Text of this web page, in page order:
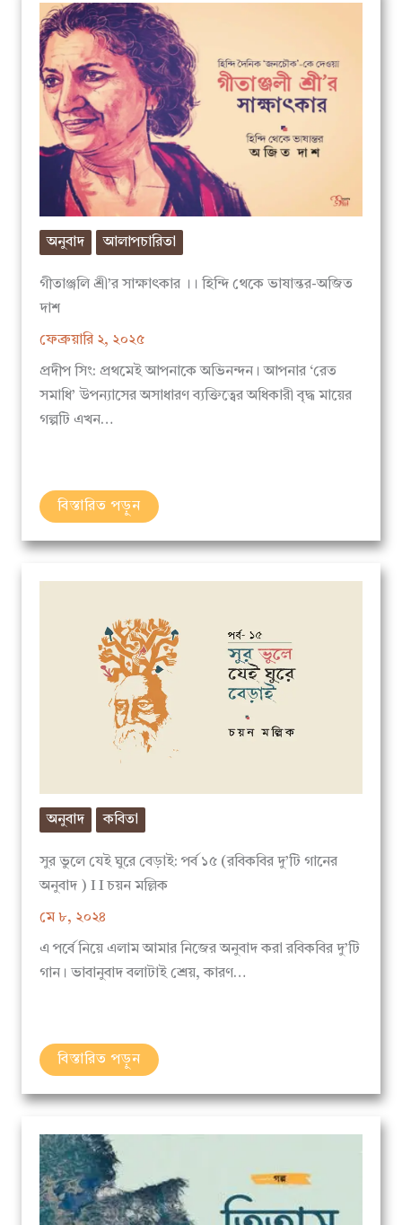
অনুবাদ আলাপচারিতা
দাশ
ফেব্রুয়ারি ২, ২০২৫
প্রদীপ সিং: প্রথমেই আপনাকে অভিনন্দন। আপনার ‘রেত
সমাধি’ উপন্যাসের অসাধারণ ব্যক্তিত্বের অধিকারী বৃদ্ধ মায়ের
গল্পটি এখন…
অনুবাদ কবিতা
অনুবাদ ) I I চয়ন মল্লিক
মে ৮, ২০২৪
এ পর্বে নিয়ে এলাম আমার নিজের অনুবাদ করা রবিকবির দু’টি
গান। ভাবানুবাদ বলাটাই শ্রেয়, কারণ…